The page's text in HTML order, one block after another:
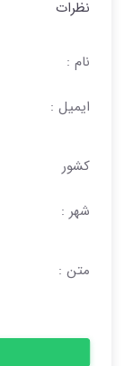
نظرات
نام :
ایمیل :
کشور
شهر :
متن :